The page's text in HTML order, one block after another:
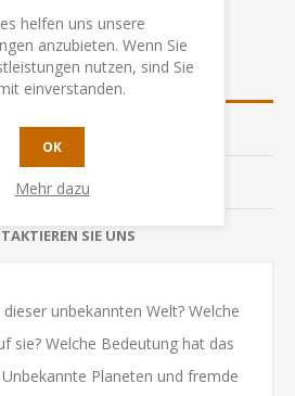
ÜBERSICHT
SPEZIFIKATION
BEWERTUNGEN
SIE UNS
unbekannten Welt? Welche
sie? Welche Bedeutung hat das
Unbekannte Planeten und fremde
helfen uns unsere
anzubieten. Wenn Sie
nutzen, sind Sie
einverstanden.
OK
Mehr dazu